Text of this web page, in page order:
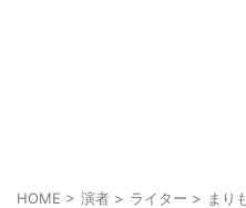
HOME > 演者 > ライター > まり